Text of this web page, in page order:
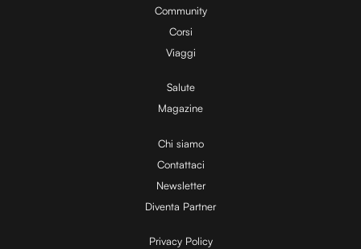
y
V
i
d
Community
Corsi
Viaggi
Salute
Magazine
Chi siamo
Contattaci
Newsletter
Diventa Partner
Privacy Policy